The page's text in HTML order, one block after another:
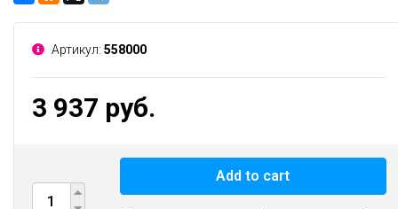
Артикул: 558000
3 937 руб.
Add to cart